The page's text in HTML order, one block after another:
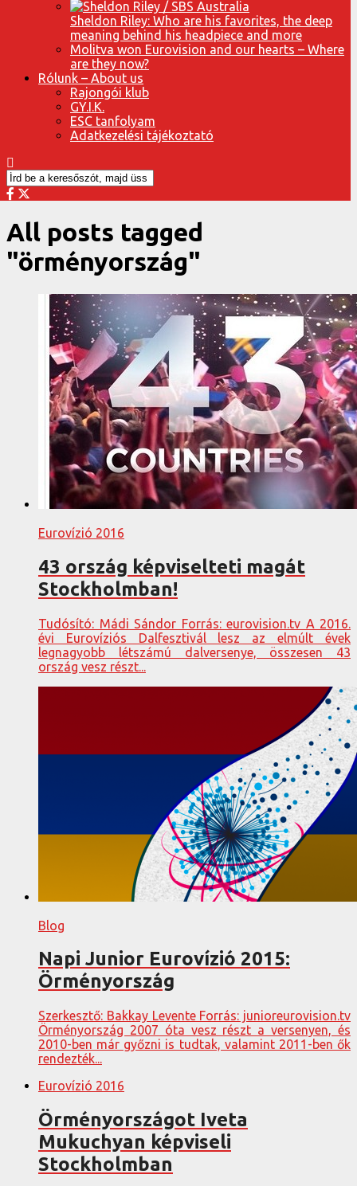
Sheldon Riley: Who are his favorites, the deep
meaning behind his headpiece and more
Molitva won Eurovision and our hearts – Where
are they now?
Rólunk – About us
Rajongói klub
GY.I.K.
ESC tanfolyam
Adatkezelési tájékoztató
All posts tagged
"örményország"
Eurovízió 2016
43 ország képviselteti magát
Stockholmban!
Tudósító: Mádi Sándor Forrás: eurovision.tv A 2016.
évi Eurovíziós Dalfesztivál lesz az elmúlt évek
legnagyobb létszámú dalversenye, összesen 43
ország vesz részt...
Blog
Napi Junior Eurovízió 2015:
Örményország
Szerkesztő: Bakkay Levente Forrás: junioreurovision.tv
Örményország 2007 óta vesz részt a versenyen, és
2010-ben már győzni is tudtak, valamint 2011-ben ők
rendezték...
Eurovízió 2016
Örményországot Iveta
Mukuchyan képviseli
Stockholmban